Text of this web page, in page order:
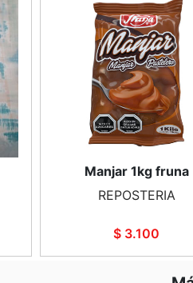
Manjar 1kg fruna
REPOSTERIA
$ 3.100